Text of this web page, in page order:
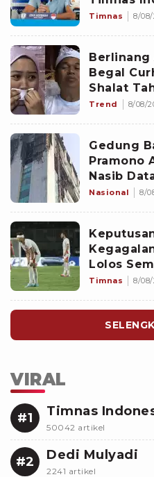
di Piala
Timnas 8/08/
Berlinang
Begal
Shalat
Trend 8/08/
Gedung
Pramono
Nasib
Nasional 8/
Lolos
Timnas 8/08/
VIRAL
#1 Timnas
50042 artikel
#2 Dedi Mulyadi
2241 artikel